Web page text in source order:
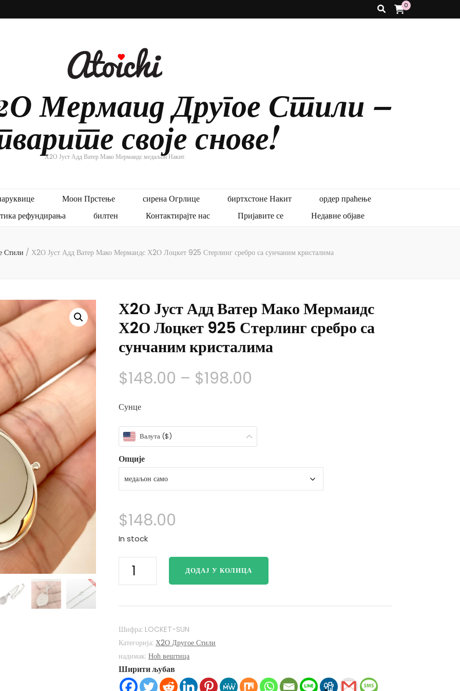
0
Мермаид Другое Стили –
своје снове!
Х2О Јуст Адд Ватер Мако Мермаидс медаљон Накит.
Моон Прстење сирена Огрлице биртхстоне Накит
ордер праћење
рефундирања
билтен Контактирајте нас Пријавите се Недавне објаве
Стили / Х2О Јуст Адд Ватер Мако Мермаидс Х2О Лоцкет 925 Стерлинг сребро са сунчаним кристалима
Х2О Јуст Адд Ватер Мако Мермаидс
Х2О Лоцкет 925 Стерлинг сребро са
сунчаним кристалима
$148.00 – $198.00
$148.00
кроз
$198.00
Сунце
Валута ($)
Опције
$148.00
In stock
Х2О
Ватер
Мермаидс
Х2О
Лоцкет
925
Стерлинг
ДОДАЈ У КОЛИЦА
Шифра: LOCKET-SUN
Категорија:Х2О Другое Стили
надимак:Ноћ вештица
Ширити љубав